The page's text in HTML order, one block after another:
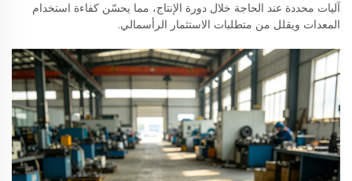
آليات محددة عند الحاجة خلال دورة الإنتاج، مما يحسّن كفاءة استخدام
المعدات ويقلل من متطلبات الاستثمار الرأسمالي.